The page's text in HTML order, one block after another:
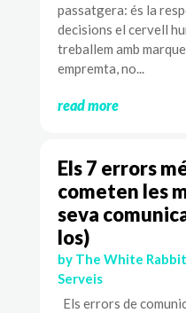
passatgera: és la
decisions el cervell
treballem amb
empremta, no...
read more
Els 7 errors
cometen les
seva
los)
by The White Rabbit
Serveis
Els errors de